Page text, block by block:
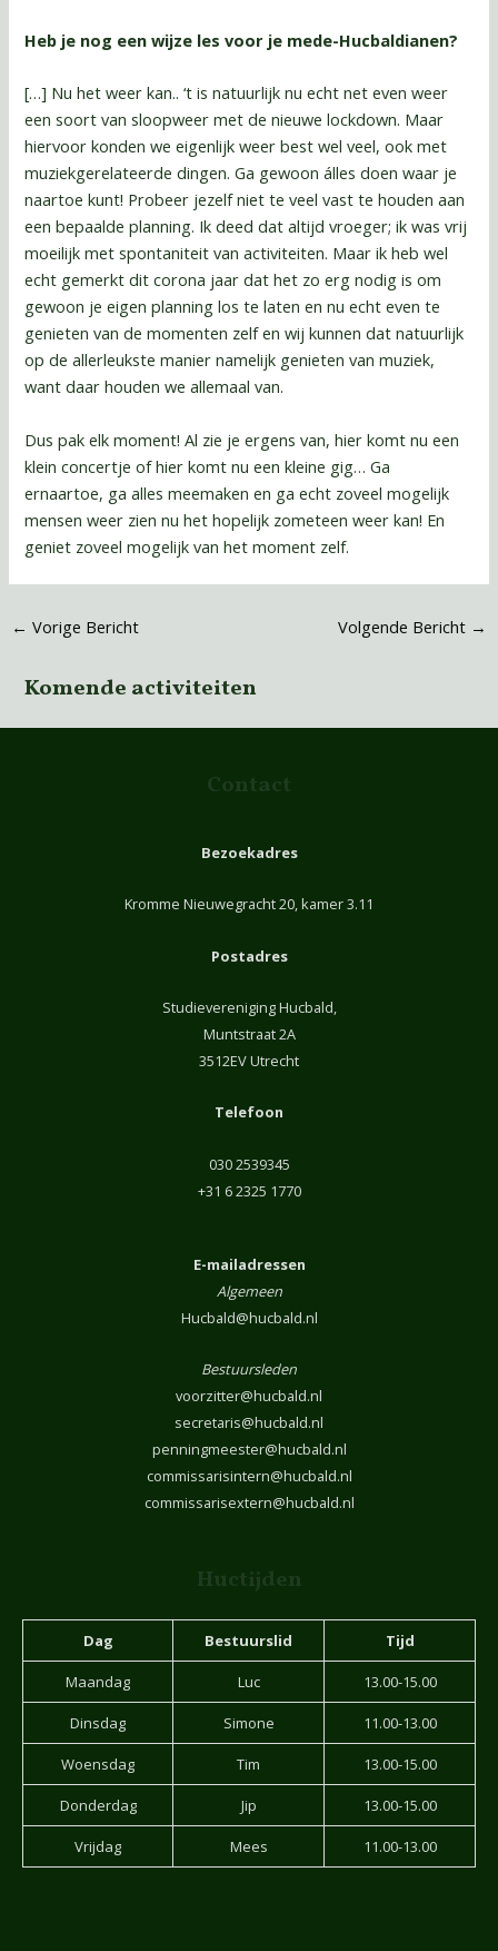
Heb je nog een wijze les voor je mede-Hucbaldianen?
[…] Nu het weer kan.. ‘t is natuurlijk nu echt net even weer
een soort van sloopweer met de nieuwe lockdown. Maar
hiervoor konden we eigenlijk weer best wel veel, ook met
muziekgerelateerde dingen. Ga gewoon álles doen waar je
naartoe kunt! Probeer jezelf niet te veel vast te houden aan
een bepaalde planning. Ik deed dat altijd vroeger; ik was vrij
moeilijk met spontaniteit van activiteiten. Maar ik heb wel
echt gemerkt dit corona jaar dat het zo erg nodig is om
gewoon je eigen planning los te laten en nu echt even te
genieten van de momenten zelf en wij kunnen dat natuurlijk
op de allerleukste manier namelijk genieten van muziek,
want daar houden we allemaal van.
Dus pak elk moment! Al zie je ergens van, hier komt nu een
klein concertje of hier komt nu een kleine gig… Ga
ernaartoe, ga alles meemaken en ga echt zoveel mogelijk
mensen weer zien nu het hopelijk zometeen weer kan! En
geniet zoveel mogelijk van het moment zelf.
← Vorige Bericht Volgende Bericht →
Komende activiteiten
Contact
Bezoekadres
Kromme Nieuwegracht 20, kamer 3.11
Postadres
Studievereniging Hucbald,
Muntstraat 2A
3512EV Utrecht
Telefoon
030 2539345
+31 6 2325 1770
E-mailadressen
Algemeen
Hucbald@hucbald.nl
Bestuursleden
voorzitter@hucbald.nl
secretaris@hucbald.nl
penningmeester@hucbald.nl
commissarisintern@hucbald.nl
commissarisextern@hucbald.nl
Huctijden
Dag Bestuurslid Tijd
Maandag Luc 13.00-15.00
Dinsdag Simone 11.00-13.00
Woensdag Tim 13.00-15.00
Donderdag Jip 13.00-15.00
Vrijdag Mees 11.00-13.00